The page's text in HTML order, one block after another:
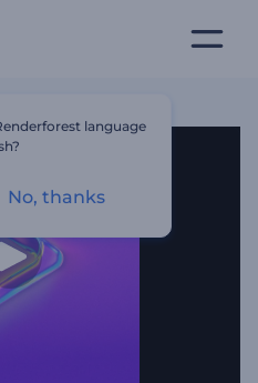
language
No, thanks